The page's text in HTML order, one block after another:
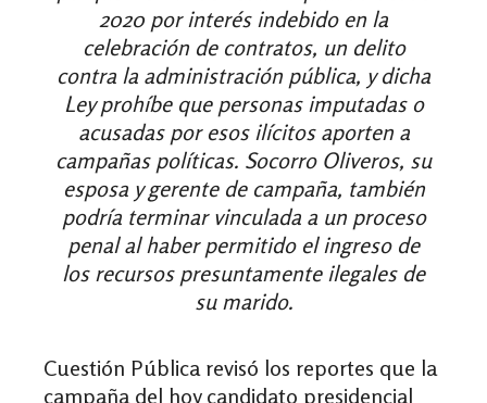
2020 por interés indebido en la
celebración de contratos, un delito
contra la administración pública, y dicha
Ley prohíbe que personas imputadas o
acusadas por esos ilícitos aporten a
campañas políticas. Socorro Oliveros, su
esposa y gerente de campaña, también
podría terminar vinculada a un proceso
penal al haber permitido el ingreso de
los recursos presuntamente ilegales de
su marido.
Cuestión Pública revisó los reportes que la
campaña del hoy candidato presidencial